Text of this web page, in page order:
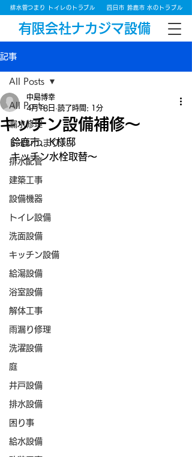
有限会社ナカジマ設備
排水管つまり トイレのトラブル 四日市 鈴鹿市 水のトラブル
記事
All Posts
漏水修理
トイレつまり
排水配管
建築工事
設備機器
トイレ設備
洗面設備
キッチン設備
給湯設備
浴室設備
解体工事
雨漏り修理
洗濯設備
庭
井戸設備
排水設備
困り事
給水設備
All Posts
キッチン設備補修～
中島博幸
4月18日 読了時間: 1分
鈴鹿市、K様邸
キッチン水栓取替～